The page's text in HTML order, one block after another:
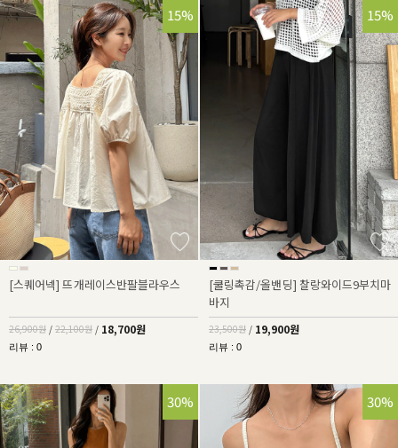
30%
15%
[스퀘어넥] 뜨개레이스반팔블라우스
26,900원 / 22,100원 / 18,700원
리뷰 : 0
15%
[쿨링촉감/올밴딩] 찰랑와이드9부치마
바지
23,500원 / 19,900원
리뷰 : 0
30% 30%